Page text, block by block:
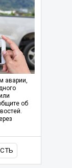
аварии,
об